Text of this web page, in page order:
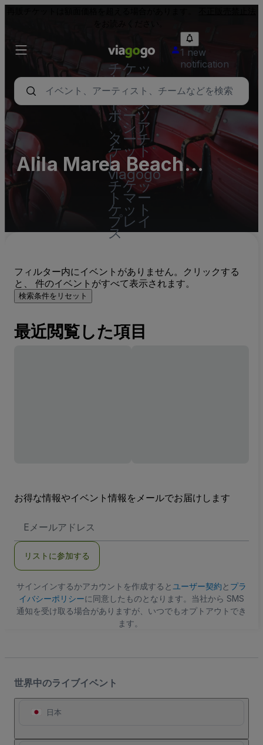
チケッ
ト - コ
ンサー
ト、ス
ポーツ
、シア
ターチ
ケット
|
viagogo
チケッ
トマー
ケット
プレイ
ス
1 new
notification
Alila Marea Beach
Resort Encinitas Parking
フィルター内にイベントがありません。クリックする
と、 件のイベントがすべて表示されます。
検索条件をリセット
最近閲覧した項目
お得な情報やイベント情報をメールでお届けします
メ
ア
ス
リストに参加する
サインインするかアカウントを作成すると ユーザー契約と プラ
イバシーポリシーに同意したものとなります。当社から SMS
通知を受け取る場合がありますが、いつでもオプトアウトでき
ます。
世界中のライブイベント
日本